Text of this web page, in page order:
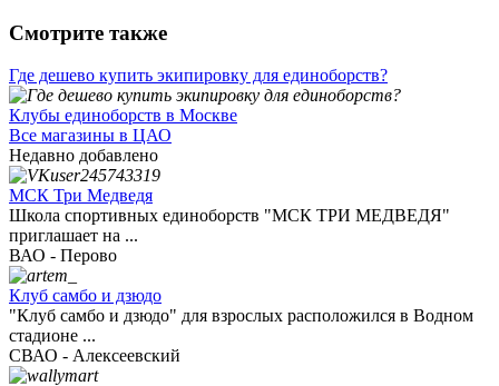
Смотрите также
Где дешево купить экипировку для единоборств?
Клубы единоборств в Москве
Все магазины в ЦАО
Недавно добавлено
МСК Три Медведя
Школа спортивных единоборств "МСК ТРИ МЕДВЕДЯ"
приглашает на ...
ВАО - Перово
Клуб самбо и дзюдо
"Клуб самбо и дзюдо" для взрослых расположился в Водном
стадионе ...
СВАО - Алексеевский